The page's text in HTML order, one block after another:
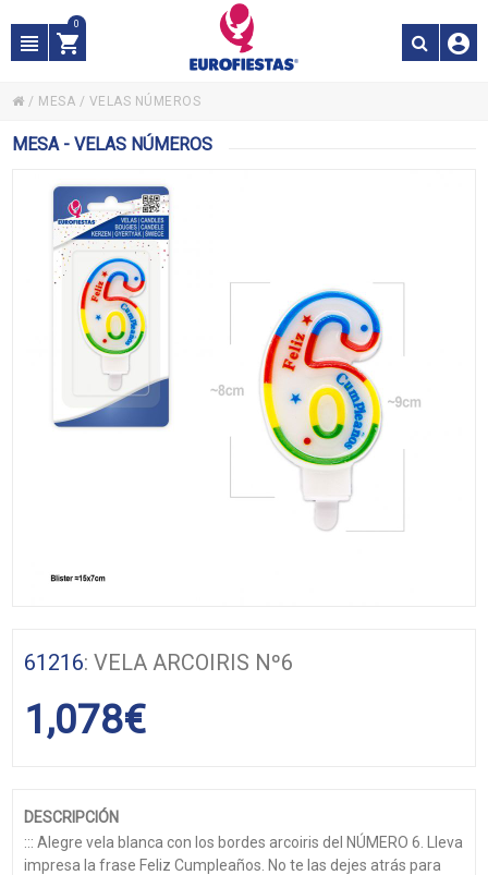
0
/ MESA / VELAS NÚMEROS
MESA - VELAS NÚMEROS
61216: VELA ARCOIRIS Nº6
1,078€
DESCRIPCIÓN
::: Alegre vela blanca con los bordes arcoiris del NÚMERO 6. Lleva
impresa la frase Feliz Cumpleaños. No te las dejes atrás para